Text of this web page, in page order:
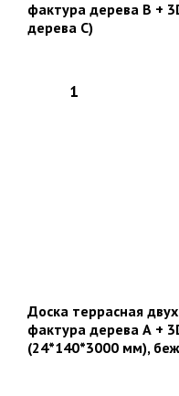
фактура дерева В +
дерева C)
Доска террасная
фактура дерева А +
(24*140*3000 мм),